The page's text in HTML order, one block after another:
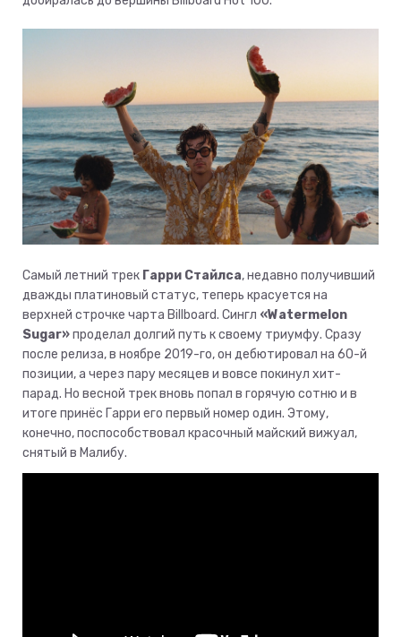
Самый летний трек Гарри Стайлса, недавно получивший
дважды платиновый статус, теперь красуется на
верхней строчке чарта Billboard. Сингл «Watermelon
Sugar»проделал долгий путь к своему триумфу. Сразу
после релиза, в ноябре 2019-го, он дебютировал на 60-й
позиции, а через пару месяцев и вовсе покинул хит-
парад. Но весной трек вновь попал в горячую сотню и в
итоге принёс Гарри его первый номер один. Этому,
конечно, поспособствовал красочный майский вижуал,
снятый в Малибу.